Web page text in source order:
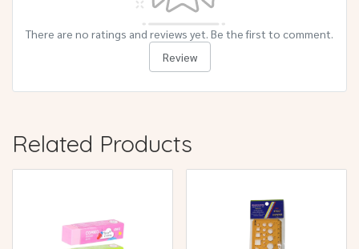
There are no ratings and reviews yet. Be the first to comment.
Review
Related Products